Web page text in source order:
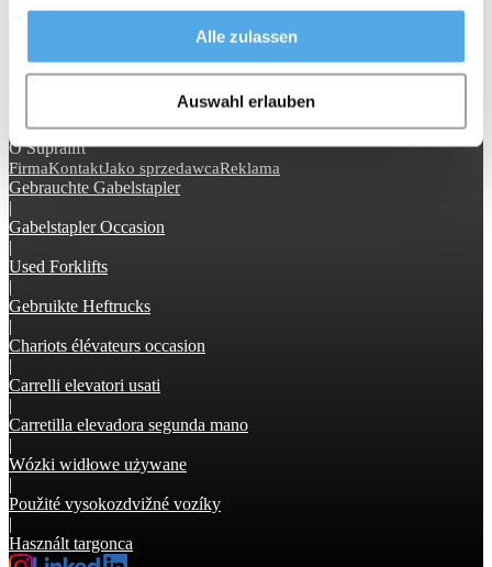
Alle zulassen
Auswahl erlauben
Wózki widłowe wiedza
Postanowienia i warunkiZasady zachowania poufnościImpressum
O Supralift
FirmaKontaktJako sprzedawcaReklama
Gebrauchte Gabelstapler
|
Gabelstapler Occasion
|
Used Forklifts
|
Gebruikte Heftrucks
|
Chariots élévateurs occasion
|
Carrelli elevatori usati
|
Carretilla elevadora segunda mano
|
Wózki widłowe używane
|
Použité vysokozdvižné vozíky
|
Használt targonca